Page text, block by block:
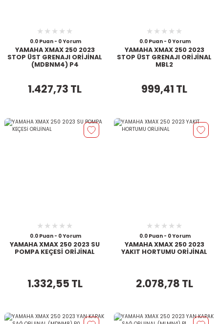
0.0 Puan - 0 Yorum
YAMAHA XMAX 250 2023
STOP ÜST GRENAJI ORİJİNAL
(MDBNM4) P4
1.427,73 TL
0.0 Puan - 0 Yorum
YAMAHA XMAX 250 2023
STOP ÜST GRENAJI ORİJİNAL
MBL2
999,41 TL
0.0 Puan - 0 Yorum
YAMAHA XMAX 250 2023 SU
POMPA KEÇESİ ORİJİNAL
1.332,55 TL
0.0 Puan - 0 Yorum
YAMAHA XMAX 250 2023
YAKIT HORTUMU ORİJİNAL
2.078,78 TL